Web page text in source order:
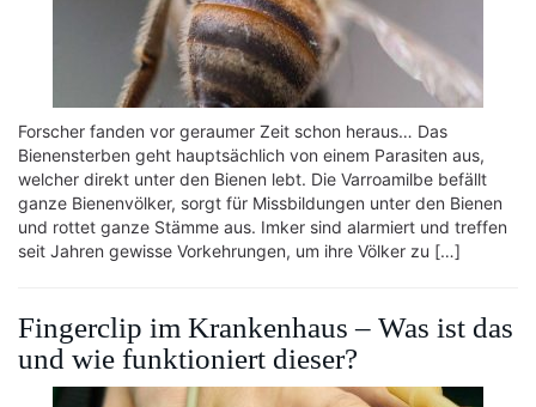
Forscher fanden vor geraumer Zeit schon heraus… Das
Bienensterben geht hauptsächlich von einem Parasiten aus,
welcher direkt unter den Bienen lebt. Die Varroamilbe befällt
ganze Bienenvölker, sorgt für Missbildungen unter den Bienen
und rottet ganze Stämme aus. Imker sind alarmiert und treffen
seit Jahren gewisse Vorkehrungen, um ihre Völker zu […]
Fingerclip im Krankenhaus – Was ist das
und wie funktioniert dieser?